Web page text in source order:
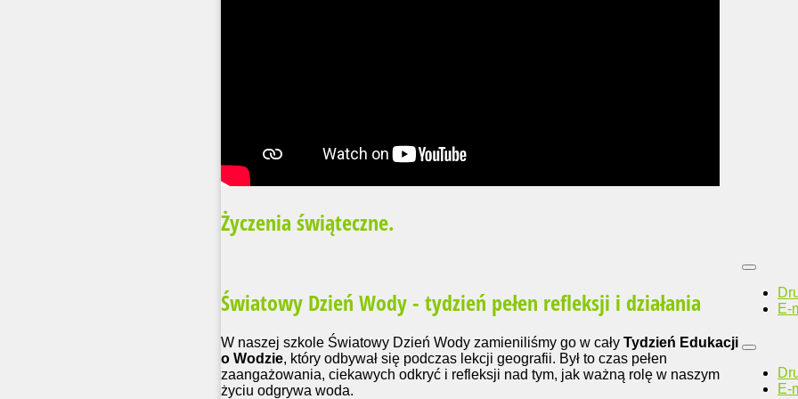
Życzenia świąteczne.
E-
Światowy Dzień Wody - tydzień pełen refleksji i działania
E-
W naszej szkole Światowy Dzień Wody zamieniliśmy go w cały Tydzień Edukacji
o Wodzie, który odbywał się podczas lekcji geografii. Był to czas pełen
zaangażowania, ciekawych odkryć i refleksji nad tym, jak ważną rolę w naszym
życiu odgrywa woda.